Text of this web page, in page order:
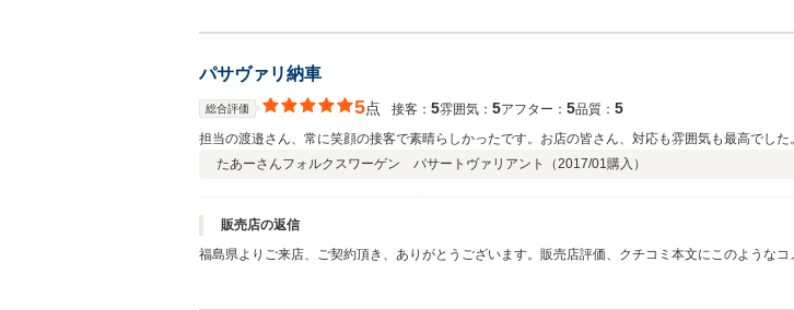
パサヴァリ納車
総合評価 5点 接客： 5雰囲気： 5アフター： 5品質： 5
担当の渡邉さん、常に笑顔の接客で素晴らしかったです。お店の皆さん、対応も雰囲気も最高でした
たあーさんフォルクスワーゲン パサートヴァリアント（2017/01購入）
販売店の返信
福島県よりご来店、ご契約頂き、ありがとうございます。販売店評価、クチコミ本文にこのような